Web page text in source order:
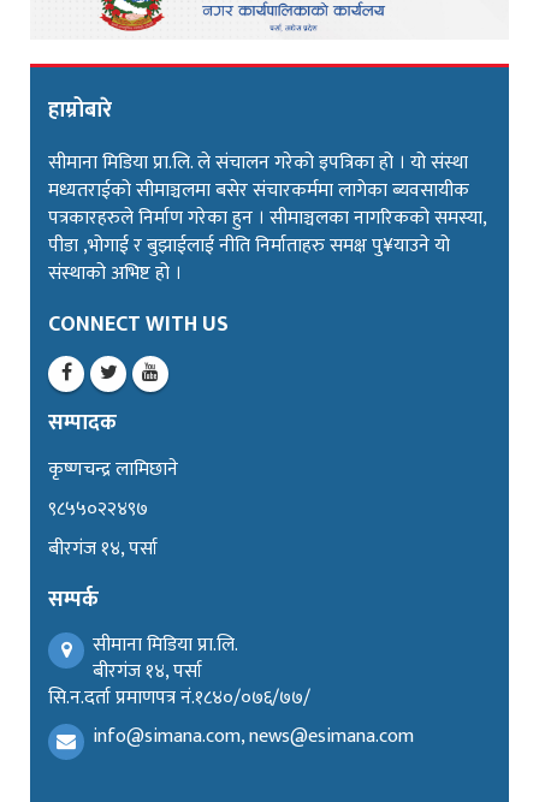
हाम्रोबारे
सीमाना मिडिया प्रा.लि. ले संचालन गरेको इपत्रिका हो । यो संस्था
मध्यतराईको सीमाञ्चलमा बसेर संचारकर्ममा लागेका ब्यवसायीक
पत्रकारहरुले निर्माण गरेका हुन । सीमाञ्चलका नागरिकको समस्या,
पीडा ,भोगाई र बुझाईलाई नीति निर्माताहरु समक्ष पु¥याउने यो
संस्थाको अभिष्ट हो ।
CONNECT WITH US
सम्पादक
कृष्णचन्द्र लामिछाने
९८५५०२२४९७
बीरगंज १४, पर्सा
सम्पर्क
सीमाना मिडिया प्रा.लि.
बीरगंज १४, पर्सा
सि.न.दर्ता प्रमाणपत्र नं.१८४०/०७६/७७/
info@simana.com, news@esimana.com